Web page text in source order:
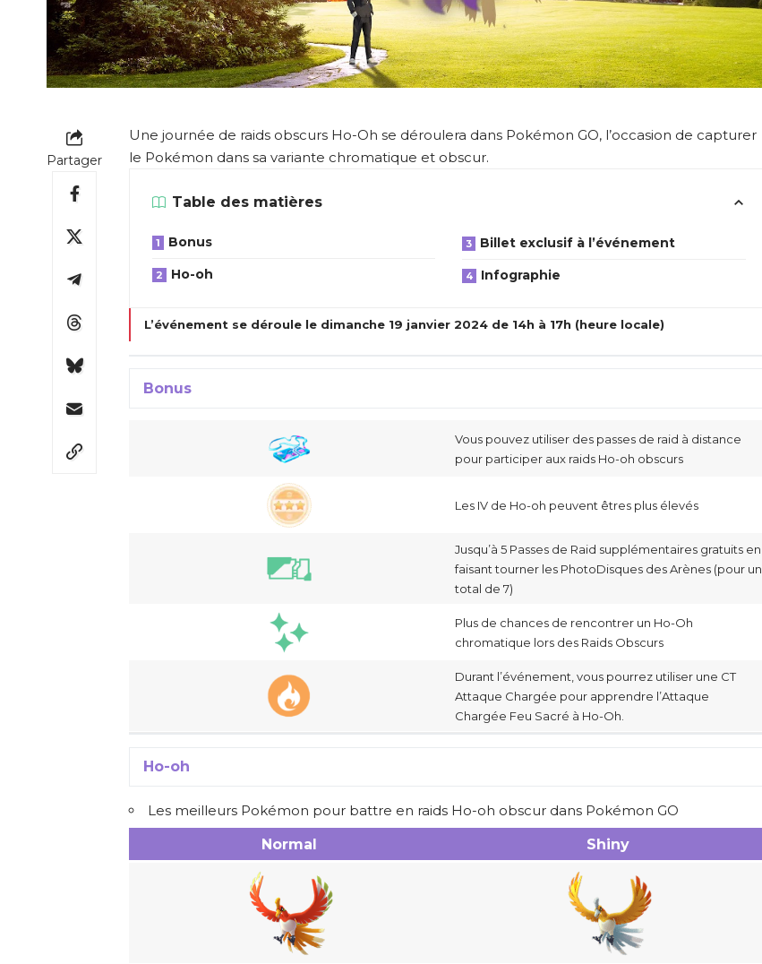
Partager
Une journée de raids obscurs Ho-Oh se déroulera dans Pokémon GO, l’occasion de capturer
le Pokémon dans sa variante chromatique et obscur.
Table des matières
Bonus
Ho-oh
Billet exclusif à l’événement
Infographie
L’événement se déroule le dimanche 19 janvier 2024 de 14h à 17h (heure locale)
Bonus
Vous pouvez utiliser des passes de raid à distance
pour participer aux raids Ho-oh obscurs
Les IV de Ho-oh peuvent êtres plus élevés
Jusqu’à 5 Passes de Raid supplémentaires gratuits en
faisant tourner les PhotoDisques des Arènes (pour un
total de 7)
Plus de chances de rencontrer un Ho-Oh
chromatique lors des Raids Obscurs
Durant l’événement, vous pourrez utiliser une CT
Attaque Chargée pour apprendre l’Attaque
Chargée Feu Sacré à Ho-Oh.
Ho-oh
Les meilleurs Pokémon pour battre en raids Ho-oh obscur dans Pokémon GO
Normal Shiny